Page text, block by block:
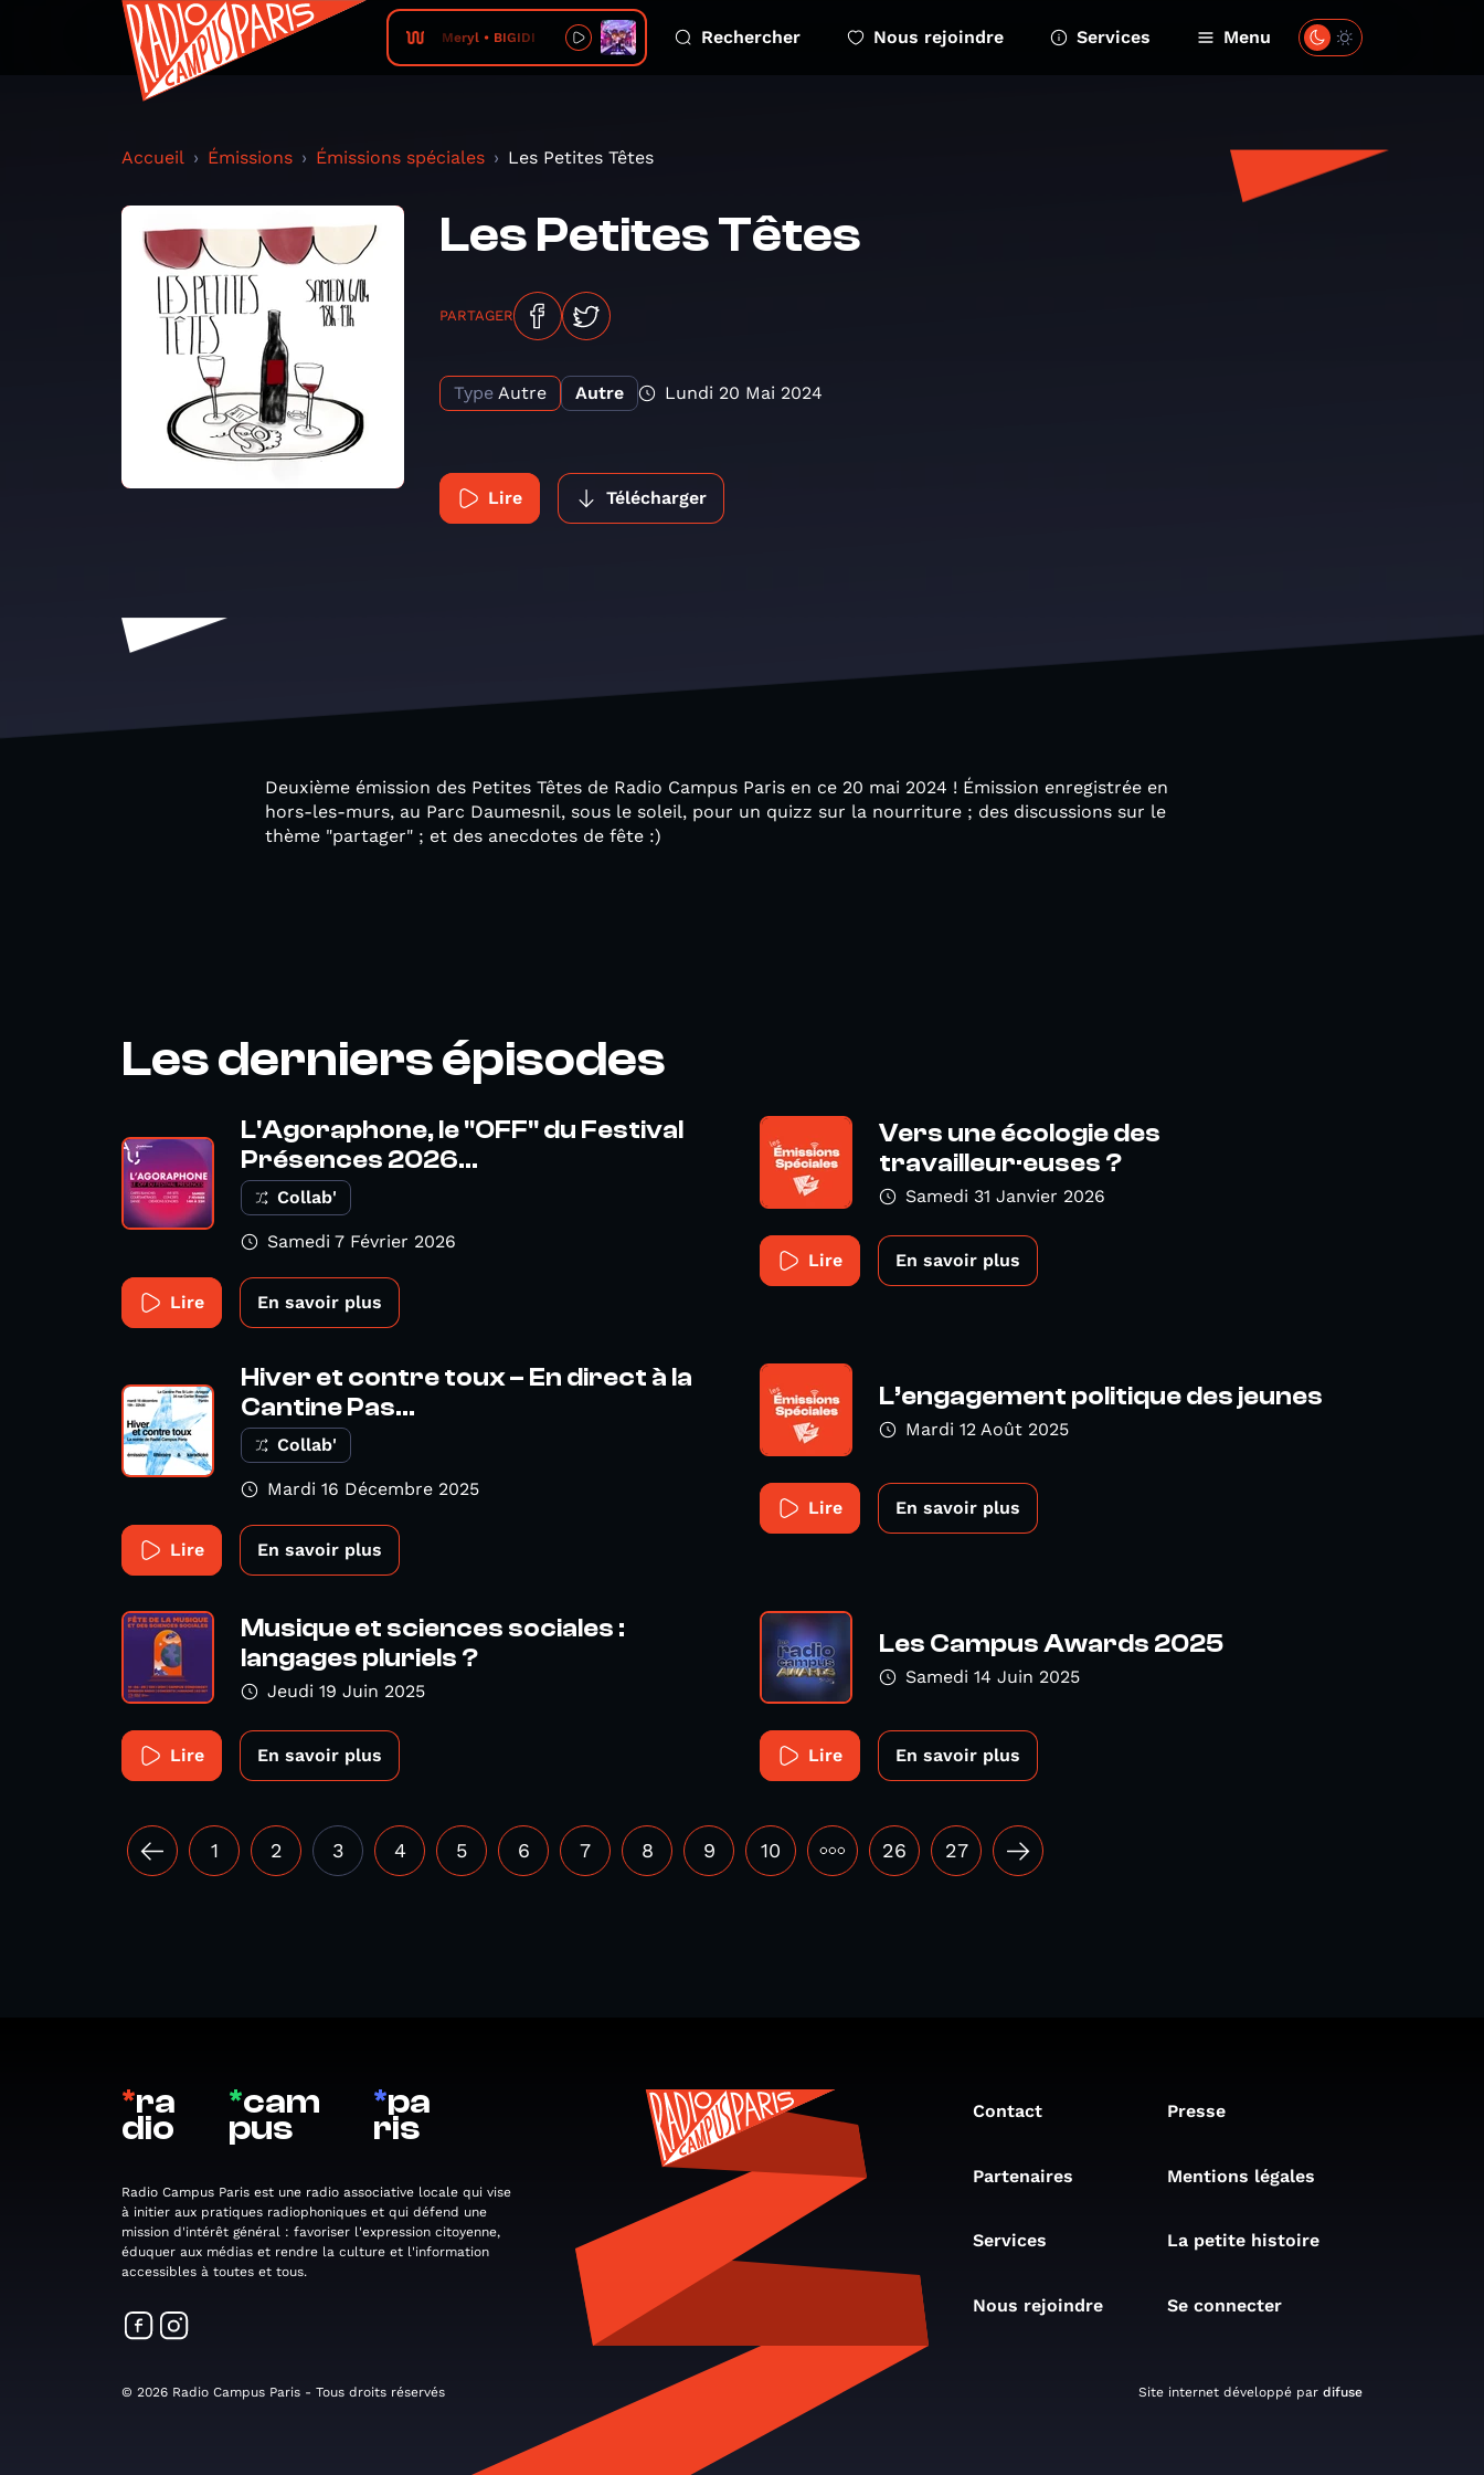
Meryl • BIGIDI Rechercher Nous rejoindre Services Menu
Accueil Émissions Émissions spéciales Les Petites Têtes
Les Petites Têtes
PARTAGER
Type Autre Autre Lundi 20 Mai 2024
Lire Télécharger
Deuxième émission des Petites Têtes de Radio Campus Paris en ce 20 mai 2024 ! Émission enregistrée en
hors-les-murs, au Parc Daumesnil, sous le soleil, pour un quizz sur la nourriture ; des discussions sur le
thème "partager" ; et des anecdotes de fête :)
Les derniers épisodes
L'Agoraphone, le "OFF" du Festival
Présences 2026...
Collab'
Samedi 7 Février 2026
Lire En savoir plus
Vers une écologie des
travailleur·euses ?
Samedi 31 Janvier 2026
Lire En savoir plus
Hiver et contre toux – En direct à la
Cantine Pas...
Collab'
Mardi 16 Décembre 2025
Lire En savoir plus
L’engagement politique des jeunes
Mardi 12 Août 2025
Lire En savoir plus
Musique et sciences sociales :
langages pluriels ?
Jeudi 19 Juin 2025
Lire En savoir plus
Les Campus Awards 2025
Samedi 14 Juin 2025
Lire En savoir plus
1 2 3 4 5 6 7 8 9 10 ••• 26 27
*ra
dio
*cam
pus
*pa
ris
Radio Campus Paris est une radio associative locale qui vise
à initier aux pratiques radiophoniques et qui défend une
mission d'intérêt général : favoriser l'expression citoyenne,
éduquer aux médias et rendre la culture et l'information
accessibles à toutes et tous.
Contact Presse
Partenaires Mentions légales
Services La petite histoire
Nous rejoindre Se connecter
© 2026 Radio Campus Paris - Tous droits réservés Site internet développé par difuse